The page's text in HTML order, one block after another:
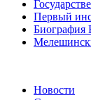
Первый
Новости